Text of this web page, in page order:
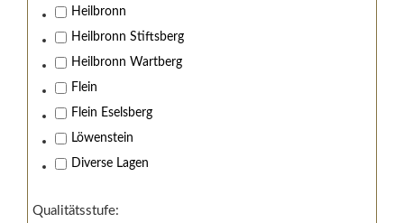
Heilbronn
Heilbronn Stiftsberg
Heilbronn Wartberg
Flein
Flein Eselsberg
Löwenstein
Diverse Lagen
Qualitätsstufe: